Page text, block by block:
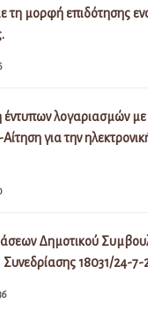
τη μορφή επιδότησης
έντυπων λογαριασμών με
Αίτηση για την
Δημοτικού
Συνεδρίασης 18031/24-7-